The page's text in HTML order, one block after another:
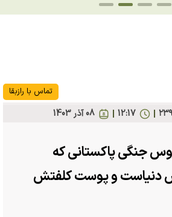
تماس با رازبقا
08 آذر 1403 12:17
جنگی پاکستانی که
دنیاست و پوست کلفتش